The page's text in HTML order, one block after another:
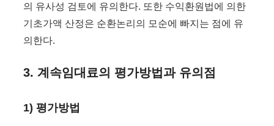
의 유사성 검토에 유의한다. 또한 수익환원법에 의한
기초가액 산정은 순환논리의 모순에 빠지는 점에 유
의한다.
3. 계속임대료의 평가방법과 유의점
1) 평가방법